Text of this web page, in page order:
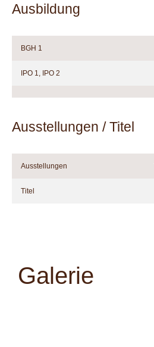
Ausbildung
BGH 1
IPO 1, IPO 2
Ausstellungen / Titel
Ausstellungen
Titel
Galerie